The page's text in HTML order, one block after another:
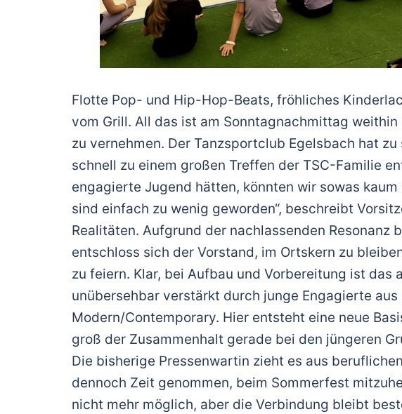
Flotte Pop- und Hip-Hop-Beats, fröhliches
vom Grill. All das ist am Sonntagnachmittag
zu vernehmen. Der Tanzsportclub Egelsbach hat
schnell zu einem großen Treffen der TSC-Familie
engagierte Jugend hätten, könnten wir sowas
sind einfach zu wenig geworden“, beschreibt
Realitäten. Aufgrund der nachlassenden Resonanz
entschloss sich der Vorstand, im Ortskern zu
zu feiern. Klar, bei Aufbau und Vorbereitung ist das
unübersehbar verstärkt durch junge Engagierte
Modern/Contemporary. Hier entsteht eine neue
groß der Zusammenhalt gerade bei den jüngeren
Die bisherige Pressenwartin zieht es aus
dennoch Zeit genommen, beim Sommerfest
nicht mehr möglich, aber die Verbindung bleibt